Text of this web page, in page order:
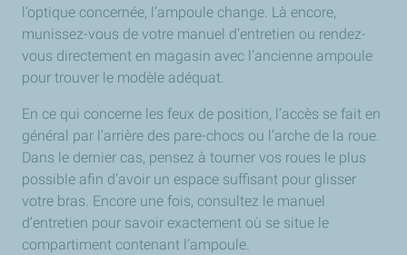
l’optique concernée, l’ampoule change. Là encore,
munissez-vous de votre manuel d’entretien ou rendez-
vous directement en magasin avec l’ancienne ampoule
pour trouver le modèle adéquat.
En ce qui concerne les feux de position, l’accès se fait en
général par l’arrière des pare-chocs ou l’arche de la roue.
Dans le dernier cas, pensez à tourner vos roues le plus
possible afin d’avoir un espace suffisant pour glisser
votre bras. Encore une fois, consultez le manuel
d’entretien pour savoir exactement où se situe le
compartiment contenant l’ampoule.